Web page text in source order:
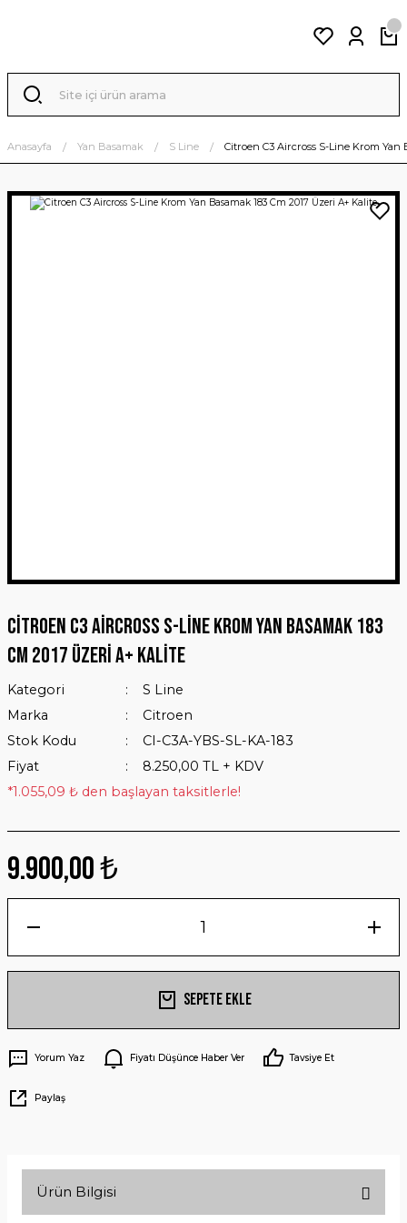
Anasayfa Yan Basamak S Line Citroen C3 Aircross S-Line Krom Yan
Citroen C3 Aircross S-Line Krom Yan Basamak 183
Cm 2017 Üzeri A+ Kalite
Kategori
S Line
Marka
Citroen
Stok Kodu
CI-C3A-YBS-SL-KA-183
Fiyat
8.250,00 TL + KDV
*1.055,09 ₺ den başlayan taksitlerle!
9.900,00 ₺
Sepete Ekle
Yorum Yaz Fiyatı Düşünce Haber Ver Tavsiye Et
Paylaş
Ürün Bilgisi